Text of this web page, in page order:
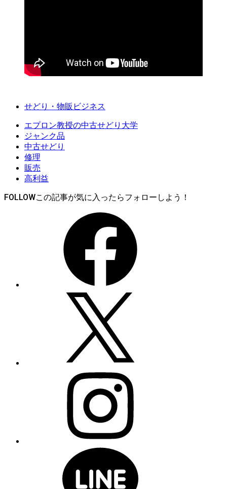
せどり・物販ビジネス
エプロン教授の中古せどり大学
ジャンク品
中古せどり
修理
販売
高利益
FOLLOW